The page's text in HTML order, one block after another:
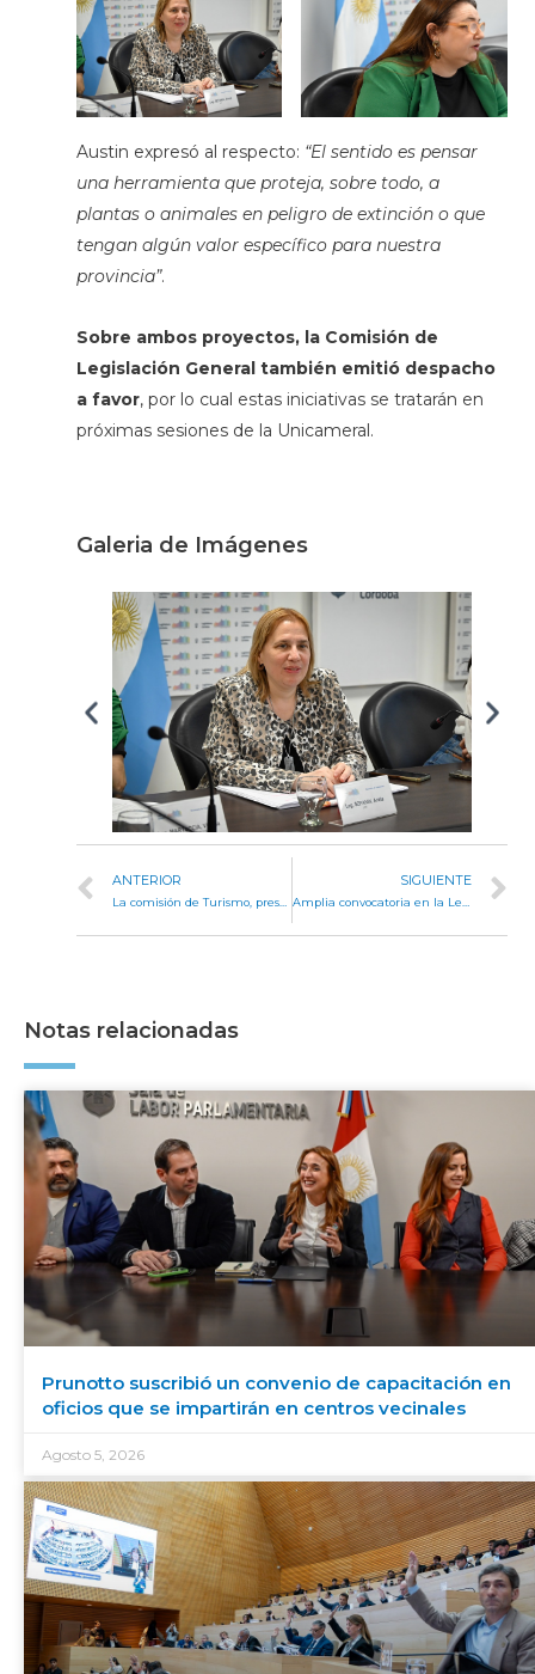
Austin expresó al respecto: “El sentido es pensar
una herramienta que proteja, sobre todo, a
plantas o animales en peligro de extinción o que
tengan algún valor específico para nuestra
provincia”.
Sobre ambos proyectos, la Comisión de
Legislación General también emitió despacho
a favor, por lo cual estas iniciativas se tratarán en
próximas sesiones de la Unicameral.
Galeria de Imágenes
ANTERIOR
La comisión de Turismo, presente en el Encuentro Regional de Turismo Destino Traslasierra
SIGUIENTE
Notas relacionadas
Prunotto suscribió un convenio de capacitación en
oficios que se impartirán en centros vecinales
Agosto 5, 2026